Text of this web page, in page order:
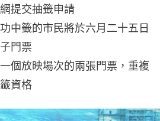
提交抽籤申請
中籤的市民將於六月二十五日
門票
個放映場次的兩張門票，重複
資格